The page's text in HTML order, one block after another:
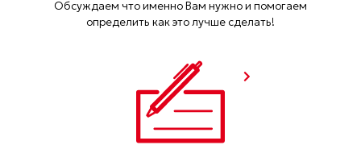
Обсуждаем что именно Вам нужно и помогаем
определить как это лучше сделать!